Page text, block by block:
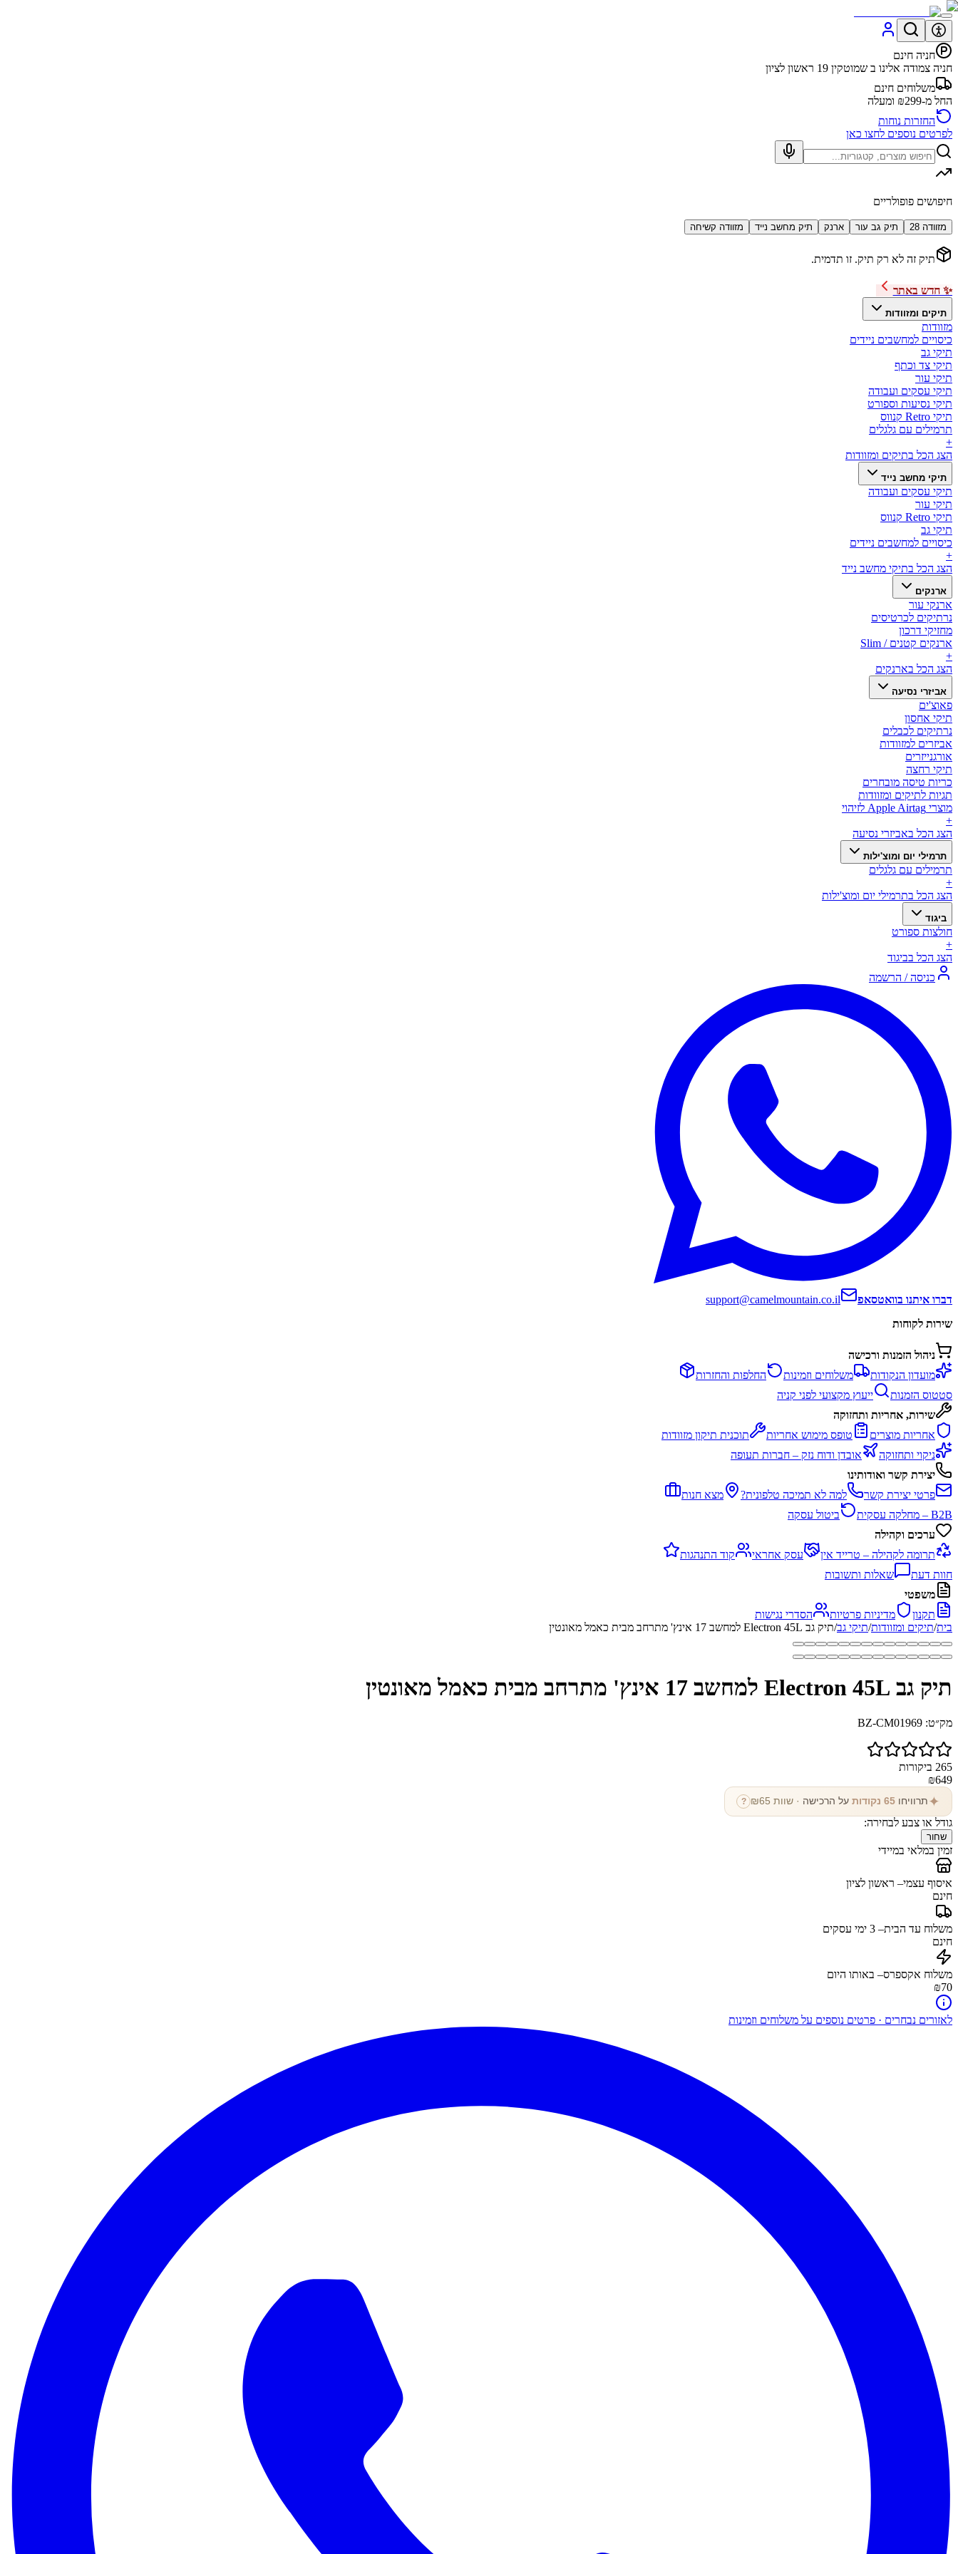
חניה חינם
חניה צמודה אלינו ב שמוטקין 19 ראשון לציון
משלוחים חינם
החל מ-₪299 ומעלה
החזרות נוחות
לפרטים נוספים לחצו כאן
חיפושים פופולריים
מזוודה 28 תיק גב עור ארנק תיק מחשב נייד מזוודה קשיחה
תיק זה לא רק תיק. זו תדמית.
✨ חדש באתר
תיקים ומזוודות
מזוודות
כיסויים למחשבים ניידים
תיקי גב
תיקי צד וכתף
תיקי עור
תיקי עסקים ועבודה
תיקי נסיעות וספורט
תיקי Retro קנווס
תרמילים עם גלגלים
+
הצג הכל בתיקים ומזוודות
תיקי מחשב נייד
תיקי עסקים ועבודה
תיקי עור
תיקי Retro קנווס
תיקי גב
כיסויים למחשבים ניידים
+
הצג הכל בתיקי מחשב נייד
ארנקים
ארנקי עור
נרתיקים לכרטיסים
מחזיקי דרכון
ארנקים קטנים / Slim
+
הצג הכל בארנקים
אביזרי נסיעה
פאוצ'ים
תיקי אחסון
נרתיקים לכבלים
אביזרים למזוודות
אורגנייזרים
תיקי רחצה
כריות טיסה מובחרים
תגיות לתיקים ומזוודות
מוצרי Apple Airtag לזיהוי
+
הצג הכל באביזרי נסיעה
תרמילי יום ומוצ'ילות
תרמילים עם גלגלים
+
הצג הכל בתרמילי יום ומוצ'ילות
ביגוד
חולצות ספורט
+
הצג הכל בביגוד
כניסה / הרשמה
דברו איתנו בוואטסאפ
support@camelmountain.co.il
שירות לקוחות
ניהול הזמנות ורכישה
מועדון הנקודות
משלוחים וזמינות
החלפות והחזרות
סטטוס הזמנות
ייעוץ מקצועי לפני קניה
שירות, אחריות ותחזוקה
אחריות מוצרים
טופס מימוש אחריות
תוכנית תיקון מזוודות
ניקוי ותחזוקה
אובדן ודוח נזק – חברות תעופה
יצירת קשר ואודותינו
פרטי יצירת קשר
למה לא תמיכה טלפונית?
מצא חנות
B2B – מחלקה עסקית
ביטול עסקה
ערכים וקהילה
תרומה לקהילה – טרייד אין
עסק אחראי
קוד התנהגות
חוות דעת
שאלות ותשובות
משפטי
תקנון
מדיניות פרטיות
הסדרי נגישות
בית/תיקים ומזוודות/תיקי גב/תיק גב Electron 45L למחשב 17 אינץ' מתרחב מבית כאמל מאונטין
תיק גב Electron 45L למחשב 17 אינץ' מתרחב מבית כאמל מאונטין
מק״ט: BZ-CM01969
265 ביקורות
₪649
✦ תרוויחו 65 נקודות על הרכישה · שוות ₪ 65
?
גודל או צבע לבחירה:
שחור
זמין במלאי במיידי
איסוף עצמי– ראשון לציון
חינם
משלוח עד הבית–
3 ימי עסקים
חינם
משלוח אקספרס– באותו היום
₪70
לאזורים נבחרים · פרטים נוספים על משלוחים וזמינות